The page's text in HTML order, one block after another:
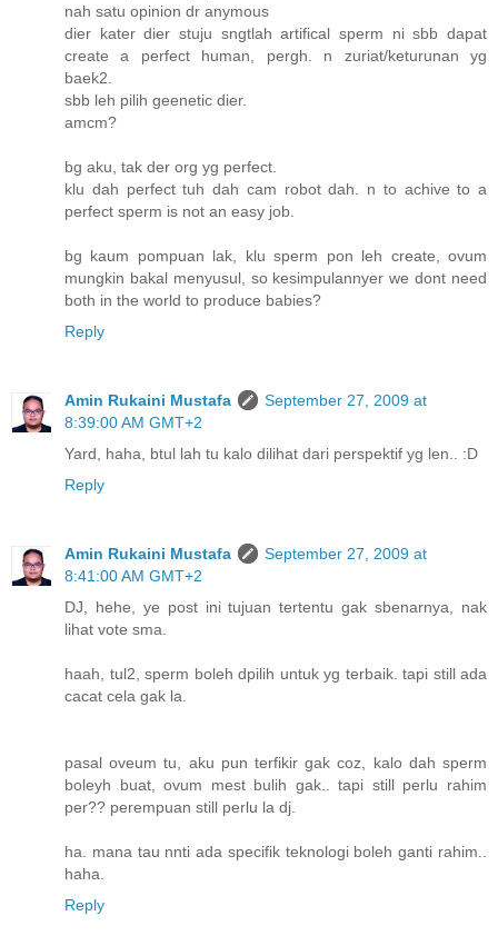
nah satu opinion dr anymous
dier kater dier stuju sngtlah artifical sperm ni sbb dapat
create a perfect human, pergh. n zuriat/keturunan yg
baek2.
sbb leh pilih geenetic dier.
amcm?
bg aku, tak der org yg perfect.
klu dah perfect tuh dah cam robot dah. n to achive to a
perfect sperm is not an easy job.
bg kaum pompuan lak, klu sperm pon leh create, ovum
mungkin bakal menyusul, so kesimpulannyer we dont need
both in the world to produce babies?
Reply
Amin Rukaini Mustafa
September 27, 2009 at
8:39:00 AM GMT+2
Yard, haha, btul lah tu kalo dilihat dari perspektif yg len.. :D
Reply
Amin Rukaini Mustafa
September 27, 2009 at
8:41:00 AM GMT+2
DJ, hehe, ye post ini tujuan tertentu gak sbenarnya, nak
lihat vote sma.
haah, tul2, sperm boleh dpilih untuk yg terbaik. tapi still ada
cacat cela gak la.
pasal oveum tu, aku pun terfikir gak coz, kalo dah sperm
boleyh buat, ovum mest bulih gak.. tapi still perlu rahim
per?? perempuan still perlu la dj.
ha. mana tau nnti ada specifik teknologi boleh ganti rahim..
haha.
Reply